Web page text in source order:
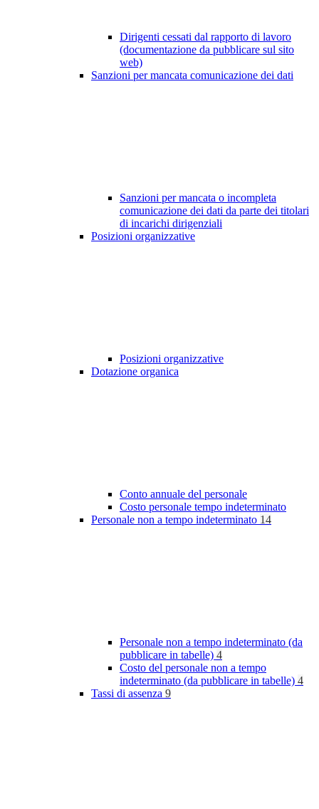
Dirigenti cessati dal rapporto di lavoro
(documentazione da pubblicare sul sito
web)
Sanzioni per mancata comunicazione dei dati
Sanzioni per mancata o incompleta
comunicazione dei dati da parte dei titolari
di incarichi dirigenziali
Posizioni organizzative
Posizioni organizzative
Dotazione organica
Conto annuale del personale
Costo personale tempo indeterminato
Personale non a tempo indeterminato 14
Personale non a tempo indeterminato (da
pubblicare in tabelle) 4
Costo del personale non a tempo
indeterminato (da pubblicare in tabelle) 4
Tassi di assenza 9